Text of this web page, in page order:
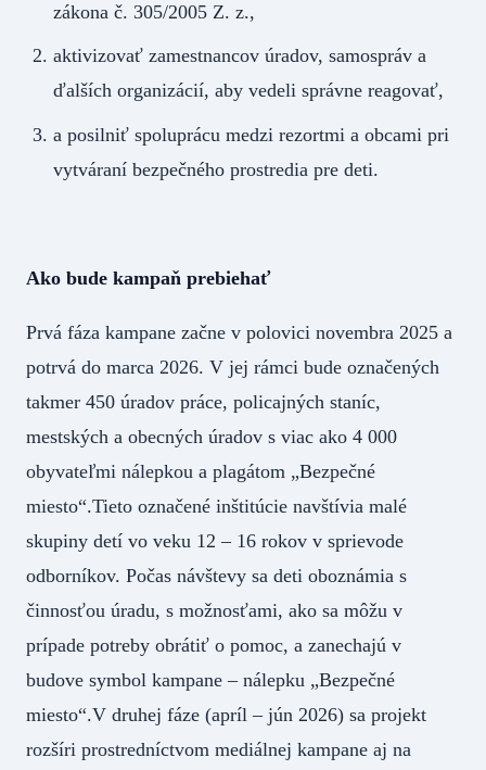
zákona č. 305/2005 Z. z.,
aktivizovať zamestnancov úradov, samospráv a
ďalších organizácií, aby vedeli správne reagovať,
a posilniť spoluprácu medzi rezortmi a obcami pri
vytváraní bezpečného prostredia pre deti.
Ako bude kampaň prebiehať
Prvá fáza kampane začne v polovici novembra 2025 a
potrvá do marca 2026. V jej rámci bude označených
takmer 450 úradov práce, policajných staníc,
mestských a obecných úradov s viac ako 4 000
obyvateľmi nálepkou a plagátom „Bezpečné
miesto“.Tieto označené inštitúcie navštívia malé
skupiny detí vo veku 12 – 16 rokov v sprievode
odborníkov. Počas návštevy sa deti oboznámia s
činnosťou úradu, s možnosťami, ako sa môžu v
prípade potreby obrátiť o pomoc, a zanechajú v
budove symbol kampane – nálepku „Bezpečné
miesto“.V druhej fáze (apríl – jún 2026) sa projekt
rozšíri prostredníctvom mediálnej kampane aj na